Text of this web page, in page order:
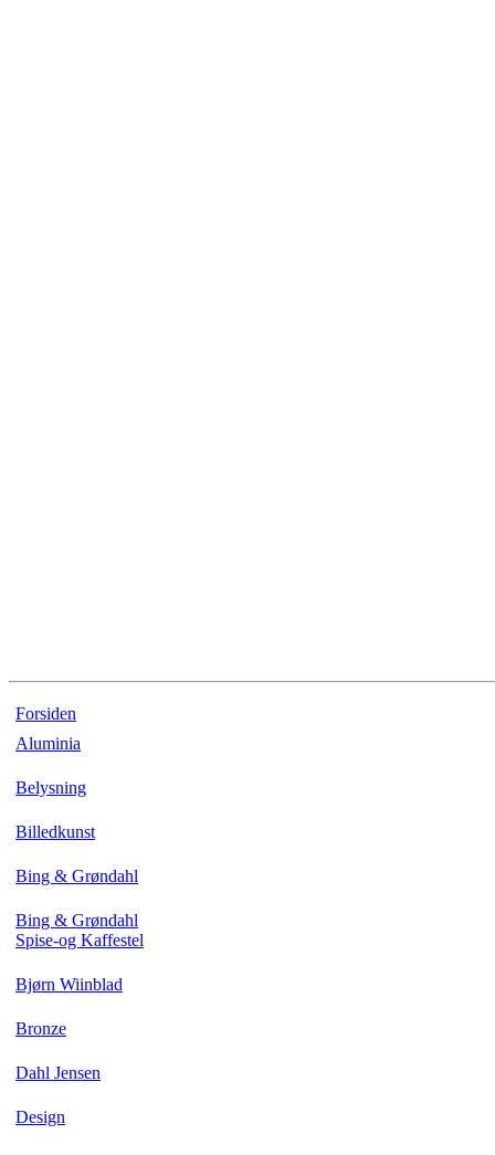
Forsiden
Aluminia
Belysning
Billedkunst
Bing & Grøndahl
Bing & Grøndahl
Spise-og Kaffestel
Bjørn Wiinblad
Bronze
Dahl Jensen
Design